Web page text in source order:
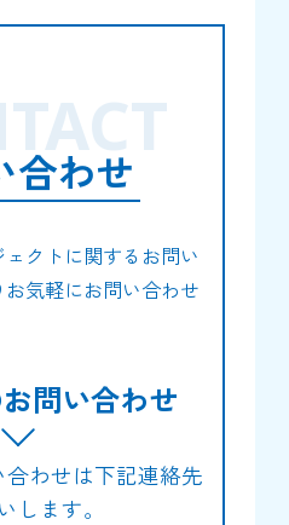
合わせ
クトに関するお問い
気軽にお問い合わせ
問い合わせ
わせは下記連絡先
します。